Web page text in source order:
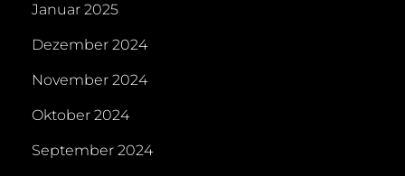
Januar 2025
Dezember 2024
November 2024
Oktober 2024
September 2024